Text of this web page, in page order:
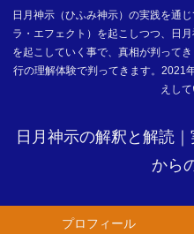
日月神示（ひふみ神示）の実践を通
ラ・エフェクト）を起こしつつ、日
を起こしていく事で、真相が判って
行の理解体験で判ってきます。2021
えして
日月神示の解釈と解読
から
プロフィール